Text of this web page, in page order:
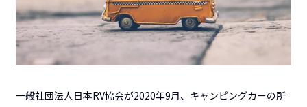
一般社団法人日本RV協会が2020年9月、キャンピングカーの所